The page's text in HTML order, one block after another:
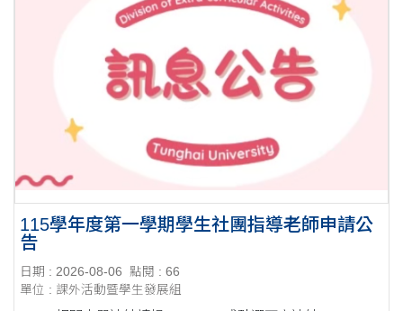
115學年度第一學期學生社團指導老師申請公
告
日期 : 2026-08-06
點閱 : 66
單位 : 課外活動暨學生發展組